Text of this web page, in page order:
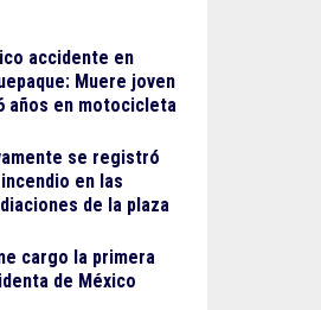
accidente en
Muere joven
años en motocicleta
se registró
en las
de la plaza
cargo la primera
de México